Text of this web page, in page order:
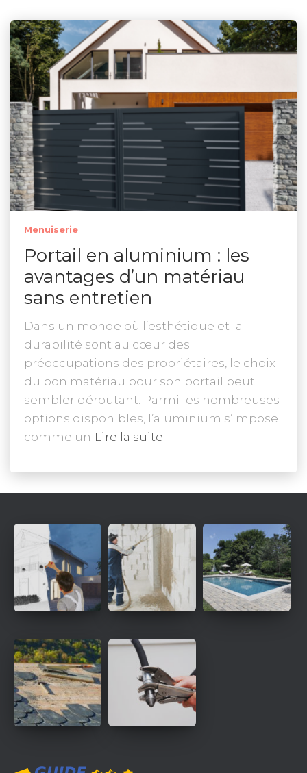
Menuiserie
Portail en aluminium : les
avantages d’un matériau
sans entretien
Dans un monde où l’esthétique et la
durabilité sont au cœur des
préoccupations des propriétaires, le choix
du bon matériau pour son portail peut
sembler déroutant. Parmi les nombreuses
options disponibles, l’aluminium s’impose
comme un Lire la suite